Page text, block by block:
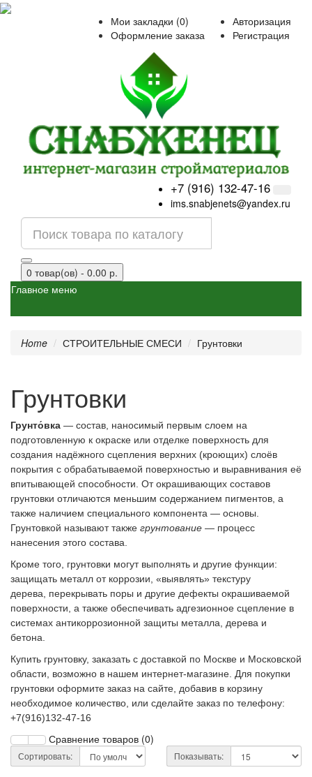
Авторизация
Регистрация
Мои закладки (0)
Оформление заказа
+7 (916) 132-47-16
ims.snabjenets@yandex.ru
0 товар(ов) - 0.00 р.
Главное меню
Home СТРОИТЕЛЬНЫЕ СМЕСИ Грунтовки
Грунтовки
Грунто́вка — состав, наносимый первым слоем на
подготовленную к окраске или отделке поверхность для
создания надёжного сцепления верхних (кроющих) слоёв
покрытия с обрабатываемой поверхностью и выравнивания её
впитывающей способности. От окрашивающих составов
грунтовки отличаются меньшим содержанием пигментов, а
также наличием специального компонента — основы.
Грунтовкой называют также грунтование — процесс
нанесения этого состава.
Кроме того, грунтовки могут выполнять и другие функции:
защищать металл от коррозии, «выявлять» текстуру
дерева, перекрывать поры и другие дефекты окрашиваемой
поверхности, а также обеспечивать адгезионное сцепление в
системах антикоррозионной защиты металла, дерева и
бетона.
Купить грунтовку, заказать с доставкой по Москве и Московской
области, возможно в нашем интернет-магазине. Для покупки
грунтовки оформите заказ на сайте, добавив в корзину
необходимое количество, или сделайте заказ по телефону:
+7(916)132-47-16
Сравнение товаров (0)
Сортировать: Показывать: